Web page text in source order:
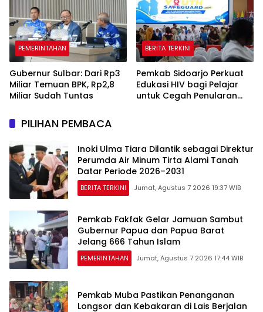
PEMERINTAHAN
Gubernur Sulbar: Dari Rp3
Miliar Temuan BPK, Rp2,8
Miliar Sudah Tuntas
BERITA TERKINI
Pemkab Sidoarjo Perkuat
Edukasi HIV bagi Pelajar
untuk Cegah Penularan
PILIHAN PEMBACA
Inoki Ulma Tiara Dilantik sebagai Direktur
Perumda Air Minum Tirta Alami Tanah
Datar Periode 2026–2031
BERITA TERKINI Jumat, Agustus 7 2026 19:37 WIB
Pemkab Fakfak Gelar Jamuan Sambut
Gubernur Papua dan Papua Barat
Jelang 666 Tahun Islam
PEMERINTAHAN Jumat, Agustus 7 2026 17:44 WIB
Pemkab Muba Pastikan Penanganan
Longsor dan Kebakaran di Lais Berjalan